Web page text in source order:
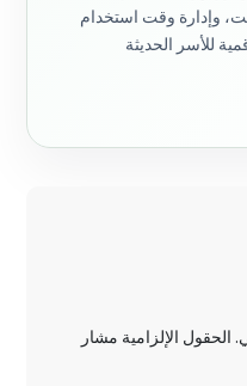
وإدارة وقت استخدام
الحقول الإلزامية مشار